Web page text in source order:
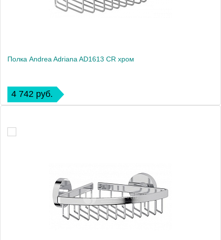
Полка Andrea Adriana AD1613 CR хром
4 742 руб.